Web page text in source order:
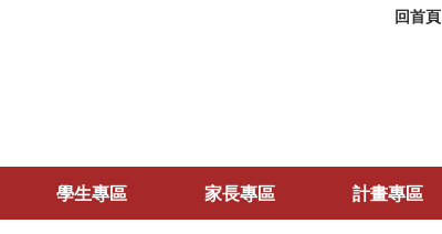
回首頁
學生專區 家長專區 計畫專區